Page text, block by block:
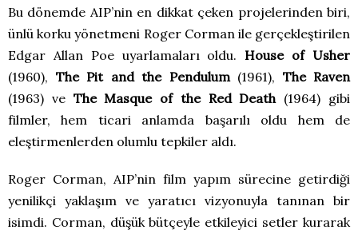
Bu dönemde AIP’nin en dikkat çeken projelerinden biri,
ünlü korku yönetmeni Roger Corman ile gerçekleştirilen
Edgar Allan Poe uyarlamaları oldu. House of Usher
(1960), The Pit and the Pendulum(1961), The Raven
(1963) ve The Masque of the Red Death (1964) gibi
filmler, hem ticari anlamda başarılı oldu hem de
eleştirmenlerden olumlu tepkiler aldı.
Roger Corman, AIP’nin film yapım sürecine getirdiği
yenilikçi yaklaşım ve yaratıcı vizyonuyla tanınan bir
isimdi. Corman, düşük bütçeyle etkileyici setler kurarak